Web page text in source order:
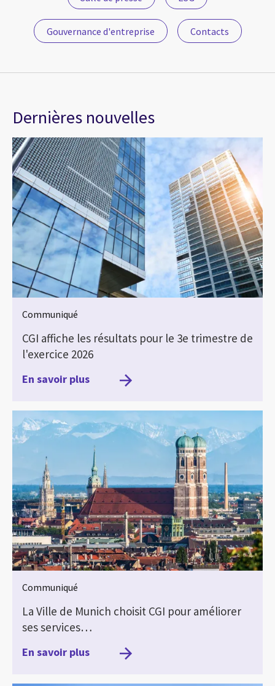
Gouvernance d'entreprise Contacts
Dernières nouvelles
Communiqué
CGI affiche les résultats pour le 3e trimestre de
l'exercice 2026
En savoir plus
Communiqué
La Ville de Munich choisit CGI pour améliorer
ses services…
En savoir plus